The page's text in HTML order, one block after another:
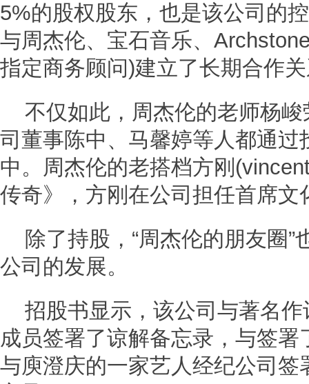
5%的股权股东，也是该公司的
与周杰伦、宝石音乐、
指定商务顾问)建立了长期合作
不仅如此，周杰伦的老师杨
司董事陈中、马馨婷等人都通过
中。周杰伦的老搭档方刚
传奇》，方刚在公司担任首席文
除了持股，“周杰伦的朋友圈
公司的发展。
招股书显示，该公司与著名
成员签署了谅解备忘录，与签
与庾澄庆的一家艺人经纪公司签